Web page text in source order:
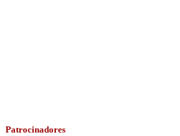
Patrocinadores